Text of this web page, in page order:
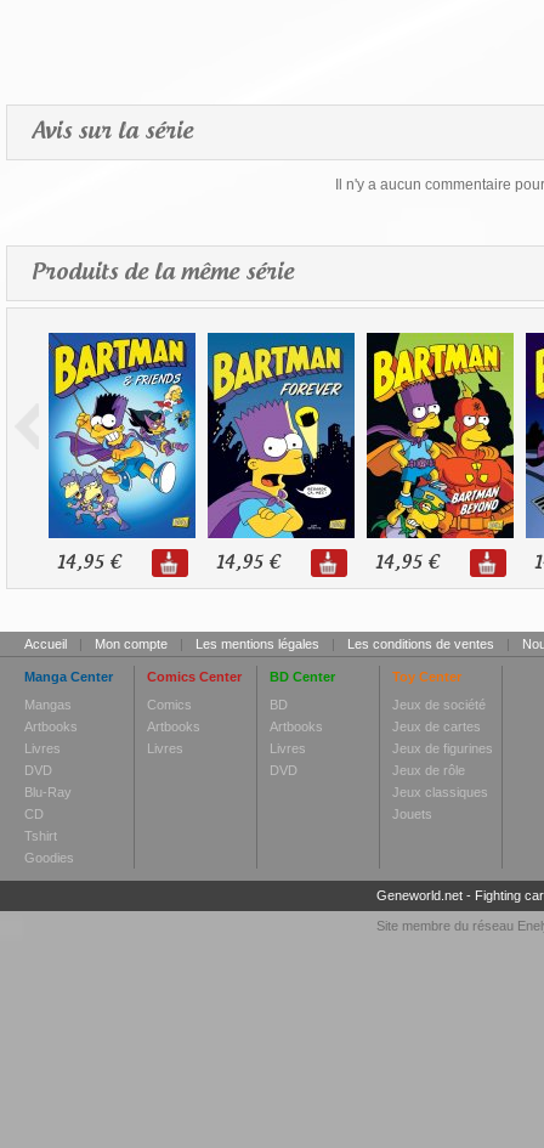
Avis sur la série
Il n'y a aucun commentaire
Produits de la même série
14,95 € 14,95 € 14,95 €
Accueil | Mon compte | Les mentions légales | Les conditions de ventes |
Manga Center
Mangas
Artbooks
Livres
DVD
Blu-Ray
CD
Tshirt
Goodies
Comics Center
Comics
Artbooks
Livres
BD Center
BD
Artbooks
Livres
DVD
Toy Center
Jeux de société
Jeux de cartes
Jeux de figurines
Jeux de rôle
Jeux classiques
Jouets
Geneworld.net- Fighting
Site membre du réseau